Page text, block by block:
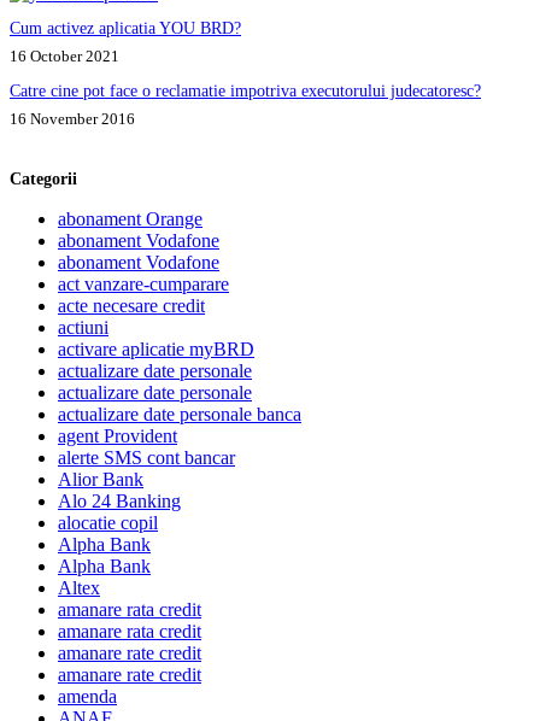
Cum activez aplicatia YOU BRD?
16 October 2021
Catre cine pot face o reclamatie impotriva executorului judecatoresc?
16 November 2016
Categorii
abonament Orange
abonament Vodafone
abonament Vodafone
act vanzare-cumparare
acte necesare credit
actiuni
activare aplicatie myBRD
actualizare date personale
actualizare date personale
actualizare date personale banca
agent Provident
alerte SMS cont bancar
Alior Bank
Alo 24 Banking
alocatie copil
Alpha Bank
Alpha Bank
Altex
amanare rata credit
amanare rata credit
amanare rate credit
amanare rate credit
amenda